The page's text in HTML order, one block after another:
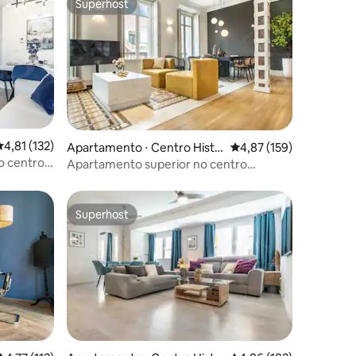
de uma avaliação média de 5, 132 avaliações
4,81 (132)
centro
Superhost
Superhost
Apartamento ⋅ Centro Histó
rico
4,87 de uma avaliação
4,87 (159)
Apartamento superior no centro
Superhost
Superhost